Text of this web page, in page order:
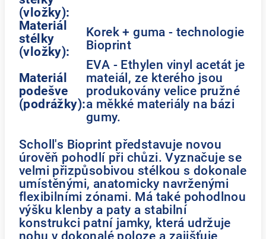
(vložky):
Materiál
stélky
(vložky):
Korek + guma - technologie
Bioprint
Materiál
podešve
(podrážky):
EVA - Ethylen vinyl acetát je
mateiál, ze kterého jsou
produkovány velice pružné
a měkké materiály na bázi
gumy.
Scholl's Bioprint představuje novou
úrověň pohodlí při chůzi. Vyznačuje se
velmi přizpůsobivou stélkou s dokonale
umístěnými, anatomicky navrženými
flexibilními zónami. Má také pohodlnou
výšku klenby a paty a stabilní
konstrukci patní jamky, která udržuje
nohu v dokonalé poloze a zajišťuje